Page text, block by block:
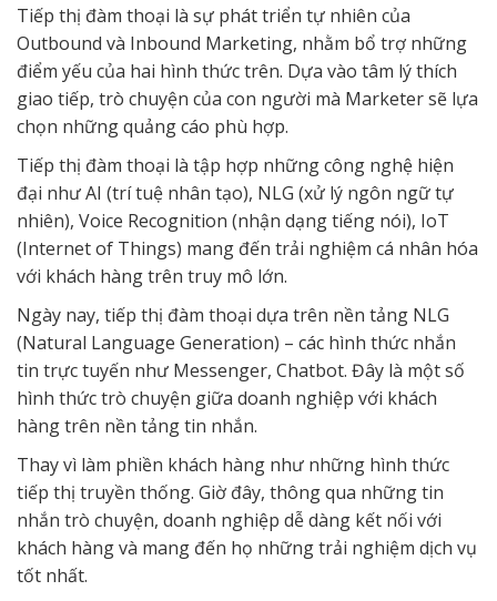
Tiếp thị đàm thoại là sự phát triển tự nhiên của
Outbound và Inbound Marketing, nhằm bổ trợ những
điểm yếu của hai hình thức trên. Dựa vào tâm lý thích
giao tiếp, trò chuyện của con người mà Marketer sẽ lựa
chọn những quảng cáo phù hợp.
Tiếp thị đàm thoại là tập hợp những công nghệ hiện
đại như AI (trí tuệ nhân tạo), NLG (xử lý ngôn ngữ tự
nhiên), Voice Recognition (nhận dạng tiếng nói), IoT
(Internet of Things) mang đến trải nghiệm cá nhân hóa
với khách hàng trên truy mô lớn.
Ngày nay, tiếp thị đàm thoại dựa trên nền tảng NLG
(Natural Language Generation) – các hình thức nhắn
tin trực tuyến như Messenger, Chatbot. Đây là một số
hình thức trò chuyện giữa doanh nghiệp với khách
hàng trên nền tảng tin nhắn.
Thay vì làm phiền khách hàng như những hình thức
tiếp thị truyền thống. Giờ đây, thông qua những tin
nhắn trò chuyện, doanh nghiệp dễ dàng kết nối với
khách hàng và mang đến họ những trải nghiệm dịch vụ
tốt nhất.